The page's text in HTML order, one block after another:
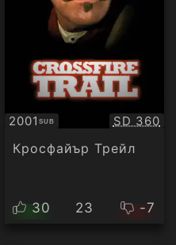
2001 SUB
Субтитри SD 360
Кросфайър Трейл
30 23 -7